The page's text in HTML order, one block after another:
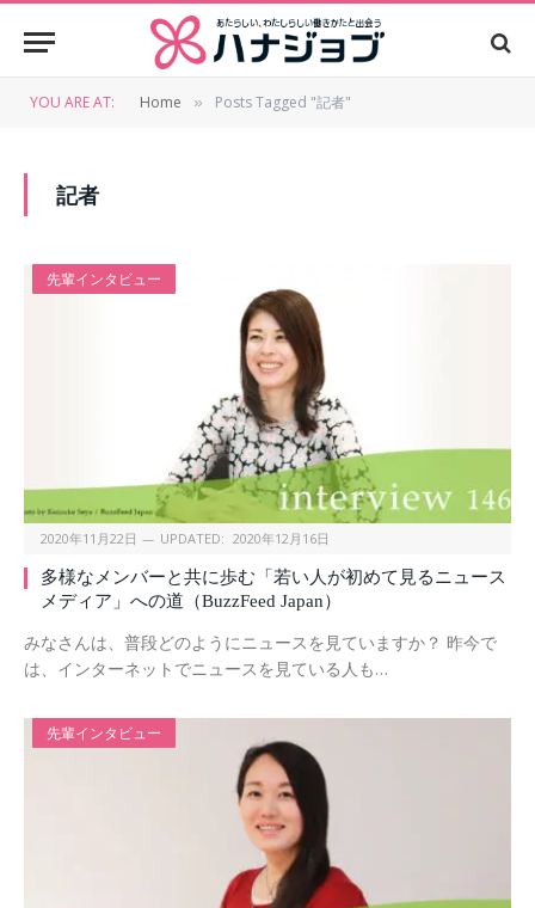
YOU ARE AT: Home » Posts Tagged "記者"
記者
先輩インタビュー
2020年11月22日 UPDATED: 2020年12月16日
多様なメンバーと共に歩む「若い人が初めて見るニュース
メディア」への道（BuzzFeed Japan）
みなさんは、普段どのようにニュースを見ていますか？ 昨今で
は、インターネットでニュースを見ている人も…
先輩インタビュー